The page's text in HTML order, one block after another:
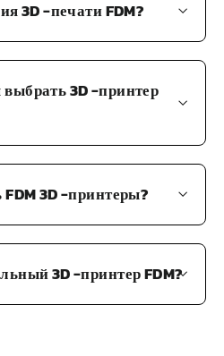
3D -печати FDM?
3D -принтер
3D -принтеры?
3D -принтер FDM?